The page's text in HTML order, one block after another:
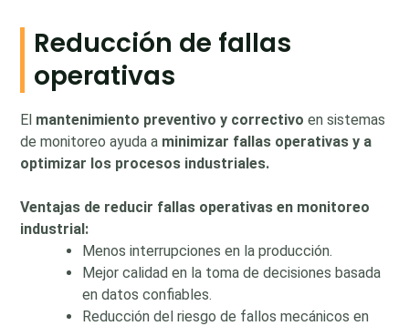
Reducción de fallas
operativas
El mantenimiento preventivo y correctivo en sistemas
de monitoreo ayuda a minimizar fallas operativas y a
optimizar los procesos industriales.
Ventajas de reducir fallas operativas en monitoreo
industrial:
Menos interrupciones en la producción.
Mejor calidad en la toma de decisiones basada
en datos confiables.
Reducción del riesgo de fallos mecánicos en